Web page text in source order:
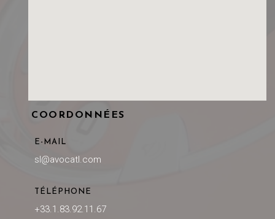
COORDONNÉES
E-MAIL
sl@avocatl.com
TÉLÉPHONE
+33.1.83.92.11.67